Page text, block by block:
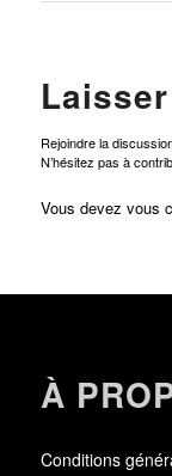
Rejoindre la
N’hésitez pas à
Vous devez vous
À
Conditions